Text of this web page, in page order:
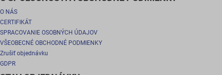
O NÁS
CERTIFIKÁT
SPRACOVANIE OSOBNÝCH ÚDAJOV
VŠEOBECNÉ OBCHODNÉ PODMIENKY
Zrušiť objednávku
GDPR